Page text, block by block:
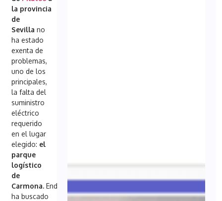
la provincia
de
Sevilla no
ha estado
exenta de
problemas,
uno de los
principales,
la falta del
suministro
eléctrico
requerido
en el lugar
elegido: el
parque
logístico
de
Carmona.Endesa
ha buscado